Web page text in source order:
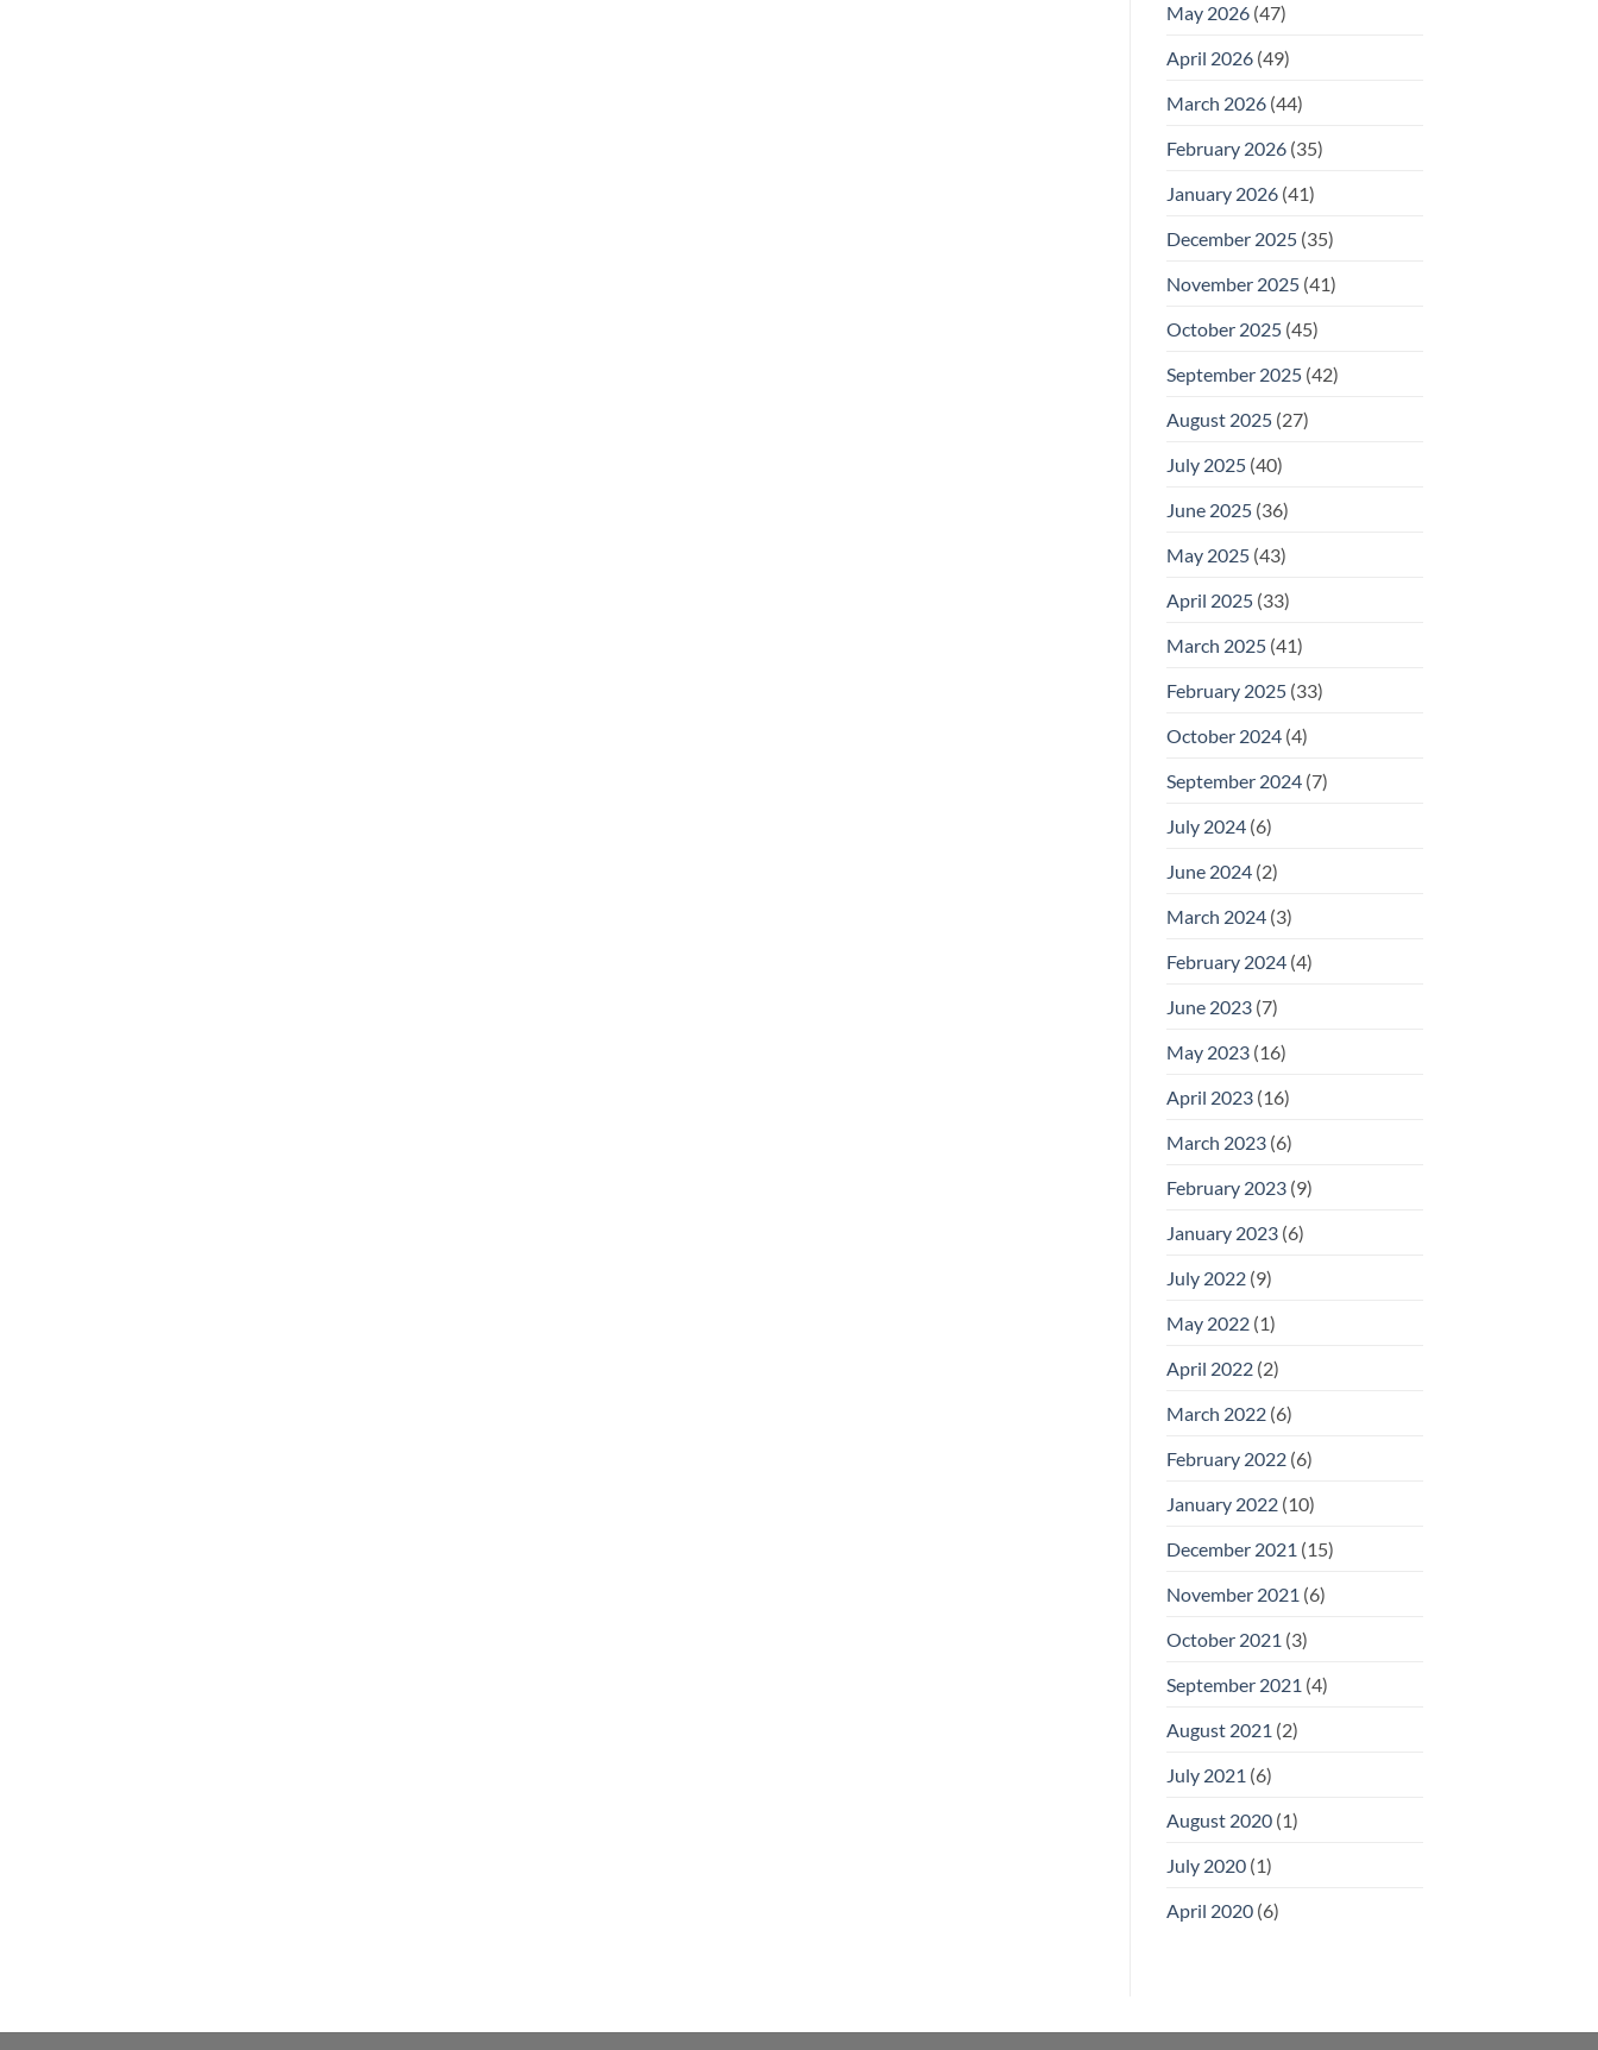
May 2026(47)
April 2026(49)
March 2026(44)
February 2026(35)
January 2026(41)
December 2025(35)
November 2025(41)
October 2025(45)
September 2025(42)
August 2025(27)
July 2025(40)
June 2025(36)
May 2025(43)
April 2025(33)
March 2025(41)
February 2025(33)
October 2024(4)
September 2024(7)
July 2024(6)
June 2024(2)
March 2024(3)
February 2024(4)
June 2023(7)
May 2023(16)
April 2023(16)
March 2023(6)
February 2023(9)
January 2023(6)
July 2022(9)
May 2022(1)
April 2022(2)
March 2022(6)
February 2022(6)
January 2022(10)
December 2021 (15)
November 2021 (6)
October 2021 (3)
September 2021 (4)
August 2021 (2)
July 2021 (6)
August 2020(1)
July 2020(1)
April 2020(6)